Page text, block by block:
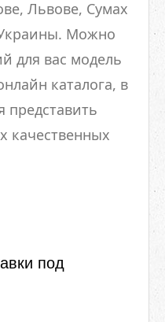
Львове, Сумах
Можно
для вас модель
каталога, в
представить
качественных
под